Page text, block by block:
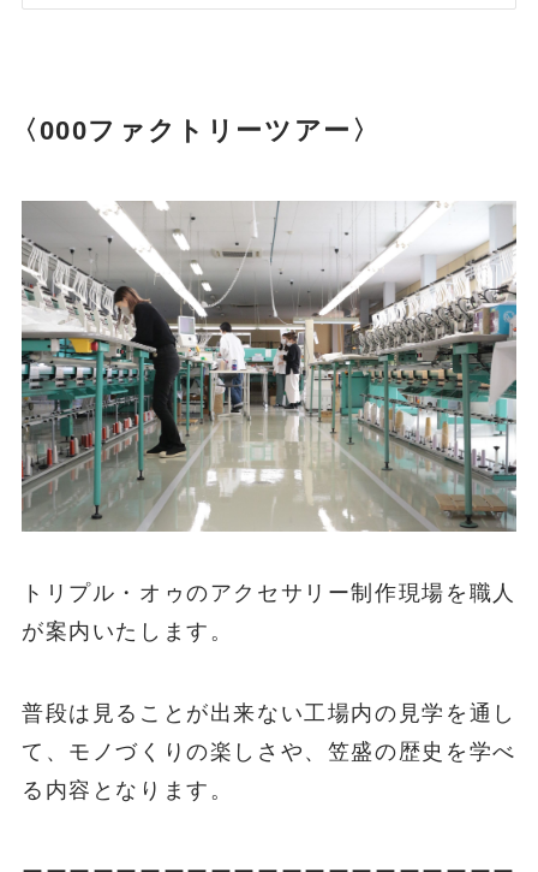
〈000ファクトリーツアー〉
トリプル・オゥのアクセサリー制作現場を職人
が案内いたします。
普段は見ることが出来ない工場内の見学を通し
て、モノづくりの楽しさや、笠盛の歴史を学べ
る内容となります。